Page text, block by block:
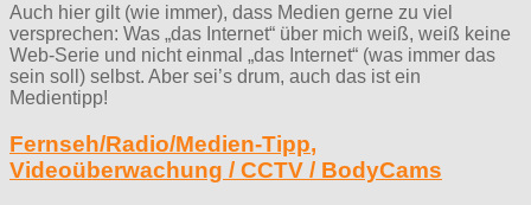
Auch hier gilt (wie immer), dass Medien gerne zu viel
versprechen: Was „das Internet“ über mich weiß, weiß keine
Web-Serie und nicht einmal „das Internet“ (was immer das
sein soll) selbst. Aber sei’s drum, auch das ist ein
Medientipp!
Fernseh/Radio/Medien-Tipp,
Videoüberwachung / CCTV / BodyCams